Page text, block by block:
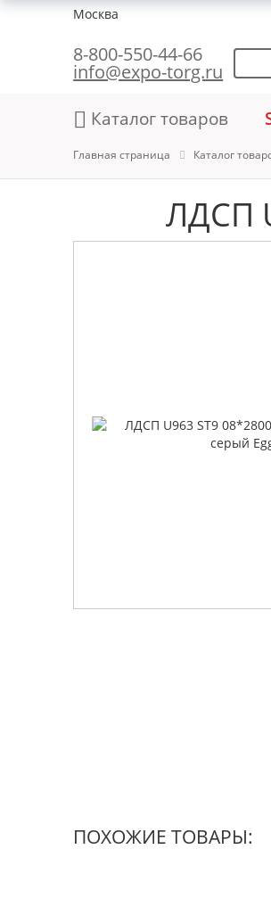
Москва
8-800-550-44-66
info@expo-torg.ru
Каталог товаров
Главная страница Каталог
ЛДСП
ПОХОЖИЕ ТОВАРЫ: